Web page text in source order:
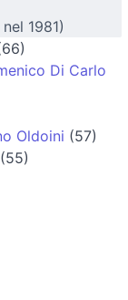
1981)
Di Carlo
Oldoini (57)
(55)